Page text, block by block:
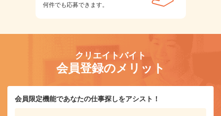
何件でも応募できます。
クリエイトバイト
会員登録のメリット
会員限定機能であなたの仕事探しをアシスト！